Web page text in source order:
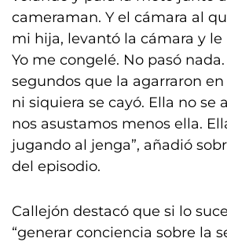
cameraman. Y el cámara al
mi hija, levantó la cámara y le
Yo me congelé. No pasó
segundos que la agarraron
ni siquiera se cayó. Ella no se
nos asustamos menos ella.
jugando al jenga”, añadió
del episodio.
Callejón destacó que si lo
“generar conciencia sobre la